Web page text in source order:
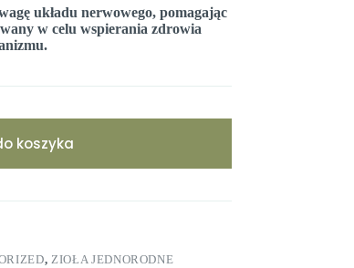
układu nerwowego, pomagając
w celu wspierania zdrowia
koszyka
,ZIOŁA JEDNORODNE